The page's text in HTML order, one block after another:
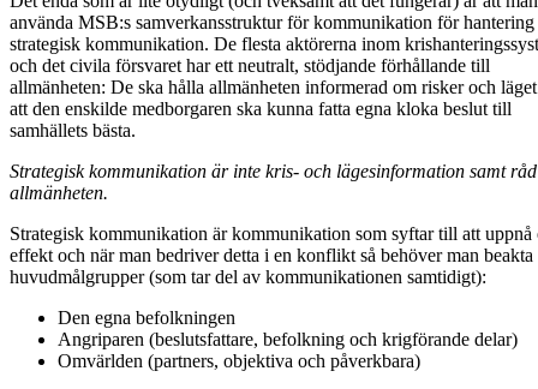
använda MSB:s samverkansstruktur för kommunikation för hantering
strategisk kommunikation. De flesta aktörerna inom
och det civila försvaret har ett neutralt, stödjande förhållande till
allmänheten: De ska hålla allmänheten informerad om risker och
att den enskilde medborgaren ska kunna fatta egna kloka beslut till
samhällets bästa.
Strategisk kommunikation är inte kris- och lägesinformation samt
allmänheten.
Strategisk kommunikation är kommunikation som syftar till att uppnå
effekt och när man bedriver detta i en konflikt så behöver man beakta
huvudmålgrupper (som tar del av kommunikationen samtidigt):
Den egna befolkningen
Angriparen (beslutsfattare, befolkning och krigförande delar)
Omvärlden (partners, objektiva och påverkbara)